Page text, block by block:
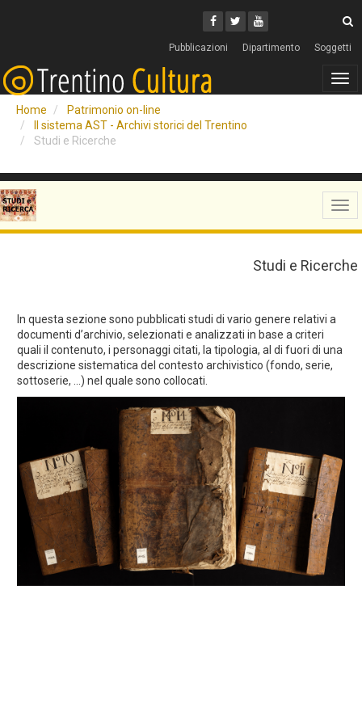
Facebook
Twitter
Youtube
Pubblicazioni Dipartimento Soggetti
Home
Patrimonio on-line
Il sistema AST - Archivi storici del Trentino
Studi e Ricerche
Studi e Ricerche
In questa sezione sono pubblicati studi di vario genere relativi a
documenti d’archivio, selezionati e analizzati in base a criteri
quali il contenuto, i personaggi citati, la tipologia, al di fuori di una
descrizione sistematica del contesto archivistico (fondo, serie,
sottoserie, ...) nel quale sono collocati.